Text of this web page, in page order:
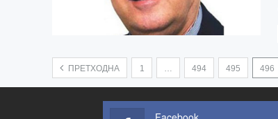
ПРЕТХОДНА 1 … 494 495 496